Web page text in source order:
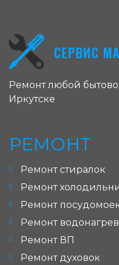
СЕРВИС
Ремонт любой
Иркутске
РЕМОНТ
Ремонт стиралок
Ремонт
Ремонт
Ремонт
Ремонт ВП
Ремонт духовок